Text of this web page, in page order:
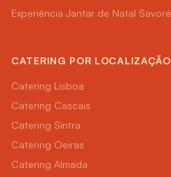
Experiência Jantar de Natal Savoré
CATERING POR LOCALIZAÇÃO
Catering Lisboa
Catering Cascais
Catering Sintra
Catering Oeiras
Catering Almada